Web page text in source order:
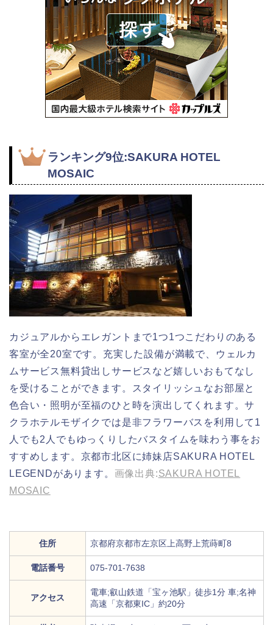
ランキング9位:SAKURA HOTEL
MOSAIC
カジュアルからエレガントまで1つ1つこだわりのある
客室が全20室です。充実した設備が満載で、ウェルカ
ムサービス無料貸出しサービスなど嬉しいおもてなし
を受けることができます。スタイリッシュなお部屋と
色合い・照明が至福のひと時を演出してくれます。サ
クラホテルモザイクでは是非フラワーバスを利用して1
人でも2人でもゆっくりしたバスタイムを味わう事をお
すすめします。京都市北区に姉妹店SAKURA HOTEL
LEGENDがあります。 画像出典:SAKURA HOTEL
MOSAIC
住所 京都府京都市左京区上高野上荒蒔町8
電話番号 075-701-7638
アクセス
電車;叡山鉄道「宝ヶ池駅」徒歩1分 車;名神
高速「京都東IC」約20分